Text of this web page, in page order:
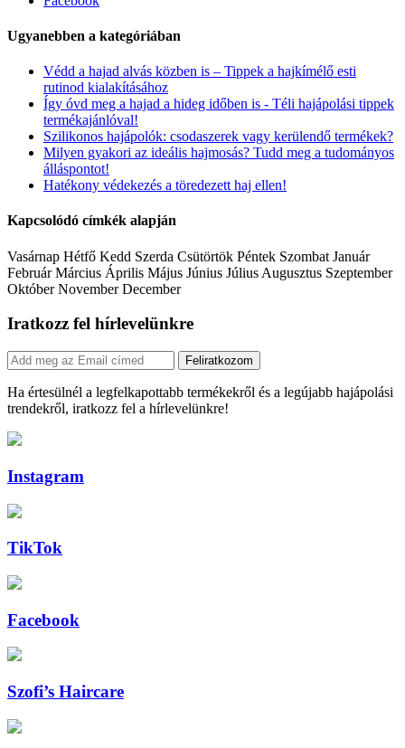
Ugyanebben a kategóriában
Védd a hajad alvás közben is – Tippek a hajkímélő esti
rutinod kialakításához
Így óvd meg a hajad a hideg időben is - Téli hajápolási tippek
termékajánlóval!
Szilikonos hajápolók: csodaszerek vagy kerülendő termékek?
Milyen gyakori az ideális hajmosás? Tudd meg a tudományos
álláspontot!
Hatékony védekezés a töredezett haj ellen!
Kapcsolódó címkék alapján
Vasárnap Hétfő Kedd Szerda Csütörtök Péntek Szombat Január
Február Március Április Május Június Július Augusztus Szeptember
Október November December
Iratkozz fel hírlevelünkre
Feliratkozom
Ha értesülnél a legfelkapottabb termékekről és a legújabb hajápolási
trendekről, iratkozz fel a hírlevelünkre!
Instagram
TikTok
Facebook
Szofi’s Haircare